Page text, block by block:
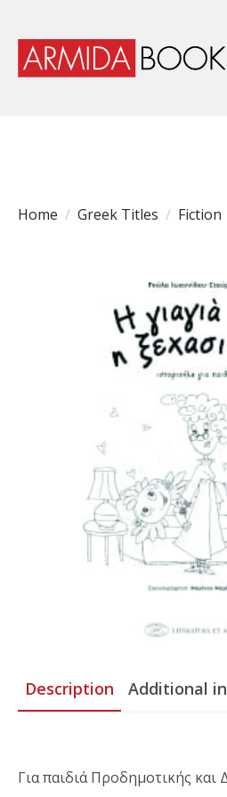
Home Greek Titles Fiction
Description Additional
Για παιδιά Προδημοτικής και